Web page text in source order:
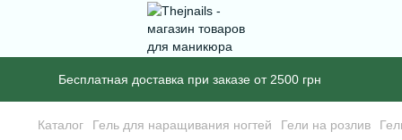
Бесплатная доставка при заказе от 2500 грн
Каталог Гель для наращивания ногтей Гели на розлив